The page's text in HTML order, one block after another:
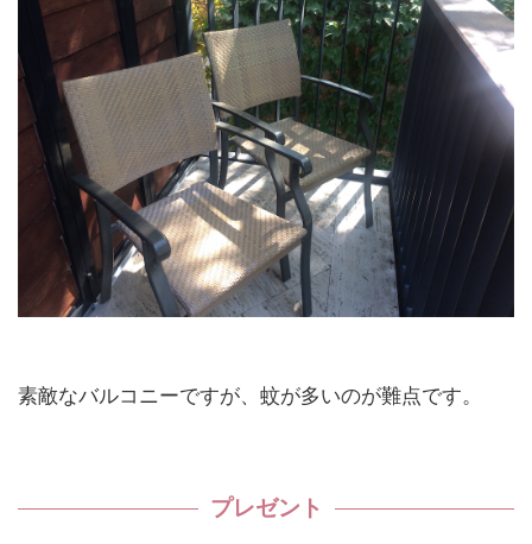
素敵なバルコニーですが、蚊が多いのが難点です。
プレゼント